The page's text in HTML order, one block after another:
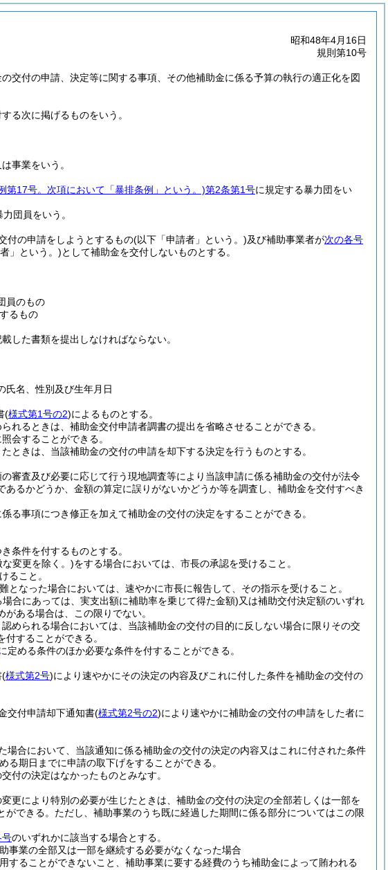
昭和48年4月16日
規則第10号
交付の申請、決定等に関する事項、その他補助金に係る予算の執行の適正化を図
る次に掲げるものをいう。
事業をいう。
第17号。次項において「暴排条例」という。)第2条第1号に規定する暴力団をい
団員をいう。
付の申請をしようとするもの(以下「申請者」という。)及び補助事業者が次の各号
」という。)として補助金を交付しないものとする。
員のもの
るもの
した書類を提出しなければならない。
氏名、性別及び生年月日
(様式第1号の2)によるものとする。
れるときは、補助金交付申請者調書の提出を省略させることができる。
会することができる。
ときは、当該補助金の交付の申請を却下する決定を行うものとする。
審査及び必要に応じて行う現地調査等により当該申請に係る補助金の交付が法令
るかどうか、金額の算定に誤りがないかどうか等を調査し、補助金を交付すべき
る事項につき修正を加えて補助金の交付の決定をすることができる。
条件を付するものとする。
変更を除く。)をする場合においては、市長の承認を受けること。
ること。
なった場合においては、速やかに市長に報告して、その指示を受けること。
合にあっては、実支出額に補助率を乗じて得た金額)又は補助交付決定額のいずれ
ある場合は、この限りでない。
められる場合においては、当該補助金の交付の目的に反しない場合に限りその交
することができる。
定める条件のほか必要な条件を付することができる。
(様式第2号)により速やかにその決定の内容及びこれに付した条件を補助金の交付の
交付申請却下通知書(様式第2号の2)により速やかに補助金の交付の申請をした者に
場合において、当該通知に係る補助金の交付の決定の内容又はこれに付された条件
る期日までに申請の取下げをすることができる。
付の決定はなかったものとみなす。
更により特別の必要が生じたときは、補助金の交付の決定の全部若しくは一部を
できる。 ただし、補助事業のうち既に経過した期間に係る部分についてはこの限
号のいずれかに該当する場合とする。
事業の全部又は一部を継続する必要がなくなった場合
ることができないこと、補助事業に要する経費のうち補助金によって賄われる